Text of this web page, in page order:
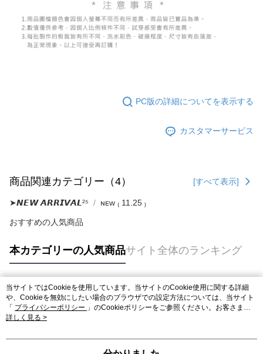
PC版の詳細についてを表示する
カスタマーサービス
商品関連カテゴリー（4） [すべて表示]
➤𝙉𝙀𝙒 𝘼𝙍𝙍𝙄𝙑𝘼𝙇²⁵ ɴᴇᴡ ₍ 11.25 ₎
おすすめの人気商品
本カテゴリーの人気商品サイト全体のランキング
人気タグ
当サイトではCookieを使用しています。当サイトのCookie使用に関する詳細
や、Cookieを無効にしたい場合のブラウザでの設定方法については、当サイト
「 プライバシーポリシー 」のCookieポリシーをご参照ください。お客さま
が、当サイトを引き続き使用される場合、当社がサイト利用規約のCookieポリ
詳しく見る >